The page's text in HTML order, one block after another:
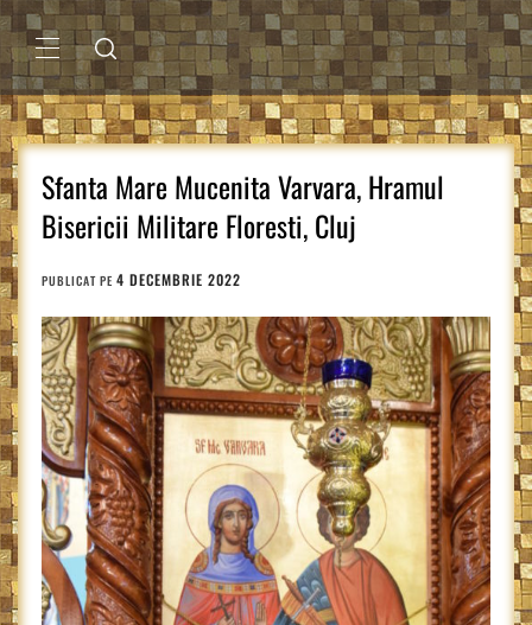
Sari
la
conținutMENIU
PRINCIPAL
Sfanta Mare Mucenita Varvara, Hramul
Bisericii Militare Floresti, Cluj
PUBLICAT PE 4 DECEMBRIE 2022